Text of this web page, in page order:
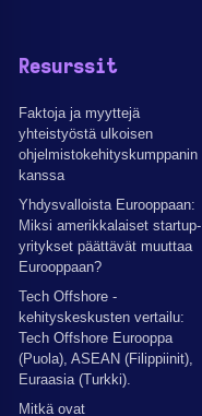
Resurssit
Faktoja ja myyttejä
yhteistyöstä ulkoisen
ohjelmistokehityskumppanin
kanssa
Yhdysvalloista Eurooppaan:
Miksi amerikkalaiset startup-
yritykset päättävät muuttaa
Eurooppaan?
Tech Offshore -
kehityskeskusten vertailu:
Tech Offshore Eurooppa
(Puola), ASEAN (Filippiinit),
Euraasia (Turkki).
Mitkä ovat